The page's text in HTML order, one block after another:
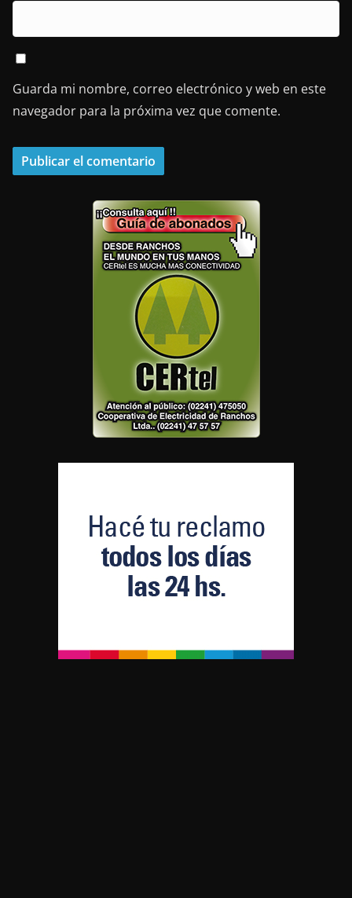
Guarda mi nombre, correo electrónico y web en este
navegador para la próxima vez que comente.